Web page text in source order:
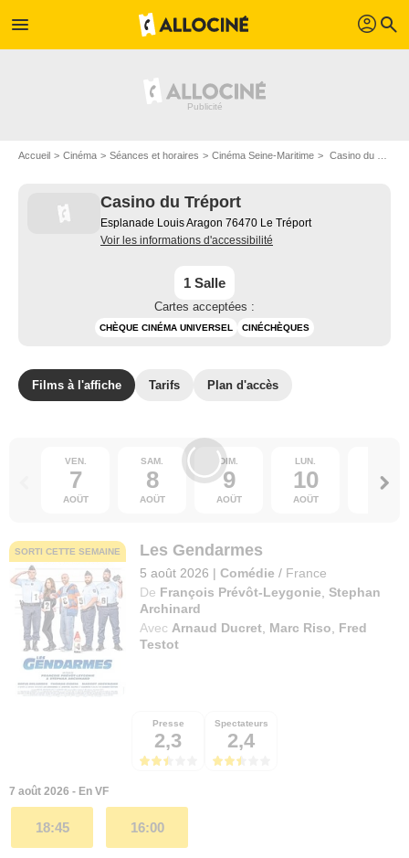
menu profil search
Accueil Cinéma Séances et horaires Cinéma Seine-Maritime Casino du Tréport à Le Tréport
Casino du Tréport
Esplanade Louis Aragon 76470 Le Tréport
Voir les informations d'accessibilité
1 Salle
Cartes acceptées :
CHÈQUE CINÉMA UNIVERSEL CINÉCHÈQUES
Films à l'affiche Tarifs Plan d'accès
VEN.
7
AOÛT
SAM.
8
AOÛT
DIM.
9
AOÛT
LUN.
10
AOÛT
11
SORTI CETTE SEMAINE Les Gendarmes
5 août 2026 | Comédie / France
De François Prévôt-Leygonie ,Stephan
Archinard
Avec Arnaud Ducret Marc Riso
Fred
Testot
Presse
2,3
Spectateurs
2,4
7 août 2026 - En VF
18:45 16:00